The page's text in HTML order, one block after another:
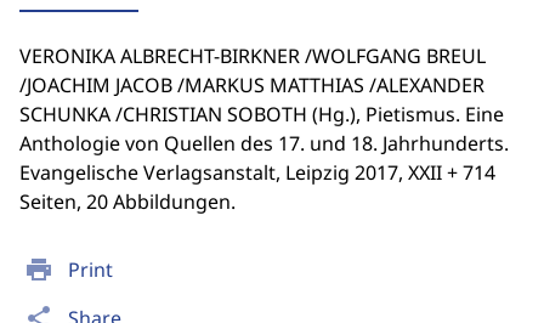
print Print
VERONIKA ALBRECHT-BIRKNER /WOLFGANG BREUL
/JOACHIM JACOB /MARKUS MATTHIAS /ALEXANDER
SCHUNKA /CHRISTIAN SOBOTH (Hg.), Pietismus. Eine
Anthologie von Quellen des 17. und 18. Jahrhunderts.
Evangelische Verlagsanstalt, Leipzig 2017, XXII + 714
Seiten, 20 Abbildungen.